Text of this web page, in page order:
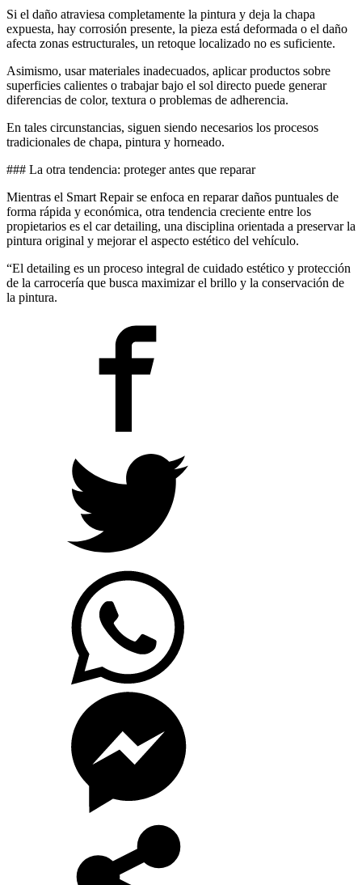
Si el daño atraviesa completamente la pintura y deja la chapa
expuesta, hay corrosión presente, la pieza está deformada o el daño
afecta zonas estructurales, un retoque localizado no es suficiente.
Asimismo, usar materiales inadecuados, aplicar productos sobre
superficies calientes o trabajar bajo el sol directo puede generar
diferencias de color, textura o problemas de adherencia.
En tales circunstancias, siguen siendo necesarios los procesos
tradicionales de chapa, pintura y horneado.
### La otra tendencia: proteger antes que reparar
Mientras el Smart Repair se enfoca en reparar daños puntuales de
forma rápida y económica, otra tendencia creciente entre los
propietarios es el car detailing, una disciplina orientada a preservar la
pintura original y mejorar el aspecto estético del vehículo.
“El detailing es un proceso integral de cuidado estético y protección
de la carrocería que busca maximizar el brillo y la conservación de
la pintura.